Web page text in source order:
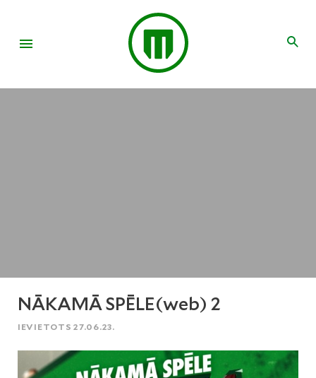
NĀKAMĀ SPĒLE(web) 2
IEVIETOTS 27.06.23.